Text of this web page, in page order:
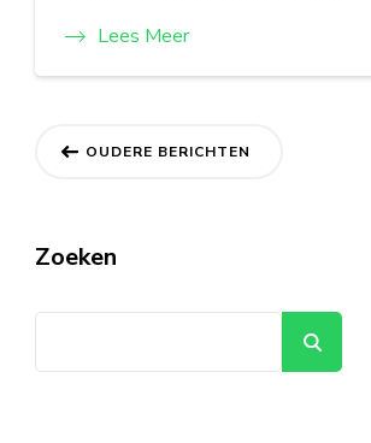
Lees Meer
Berichtnavigatie
OUDERE BERICHTEN
Zoeken